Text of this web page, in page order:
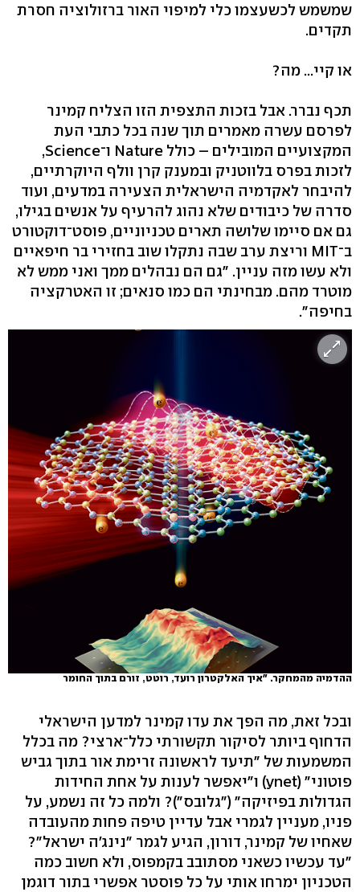
שמשמש לכשעצמו כלי למיפוי האור ברזולוציה חסרת
תקדים.
או קיי... מה?
תכף נברר. אבל בזכות התצפית הזו הצליח קמינר
לפרסם עשרה מאמרים תוך שנה בכל כתבי העת
המקצועיים המובילים – כולל Nature ו־Science,
לזכות בפרס בלווטניק ובמענק קרן וולף היוקרתיים,
להיבחר לאקדמיה הישראלית הצעירה במדעים, ועוד
סדרה של כיבודים שלא נהוג להרעיף על אנשים בגילו,
גם אם סיימו שלושה תארים טכניוניים, פוסט־דוקטורט
ב־MIT וריצת ערב שבה נתקלו שוב בחזירי בר חיפאיים
ולא עשו מזה עניין. "גם הם נבהלים ממך ואני ממש לא
מוטרד מהם. מבחינתי הם כמו סנאים; זו האטרקציה
בחיפה".
ההדמיה מהמחקר. "איך האלקטרון רועד, רוטט, זורם בתוך החומר
ובכל זאת, מה הפך את עדו קמינר למדען הישראלי
הדחוף ביותר לסיקור תקשורתי כלל־ארצי? מה בכלל
המשמעות של "תיעד לראשונה זרימת אור בתוך גביש
פוטוני" (ynet) ו"יאפשר לענות על אחת החידות
הגדולות בפיזיקה" ("גלובס")? ולמה כל זה נשמע, על
פניו, מעניין לגמרי אבל עדיין טיפה פחות מהעובדה
שאחיו של קמינר, דורון, הגיע לגמר "נינג'ה ישראל"?
"עד עכשיו כשאני מסתובב בקמפוס, ולא חשוב כמה
הטכניון ימרחו אותי על כל פוסטר אפשרי בתור דוגמן